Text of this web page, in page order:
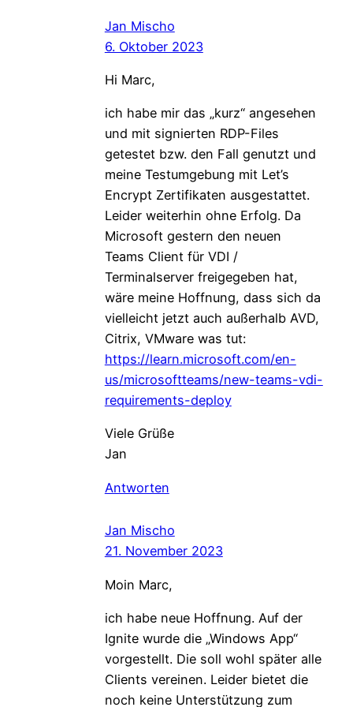
Jan Mischo
6. Oktober 2023
Hi Marc,
ich habe mir das „kurz“ angesehen
und mit signierten RDP-Files
getestet bzw. den Fall genutzt und
meine Testumgebung mit Let’s
Encrypt Zertifikaten ausgestattet.
Leider weiterhin ohne Erfolg. Da
Microsoft gestern den neuen
Teams Client für VDI /
Terminalserver freigegeben hat,
wäre meine Hoffnung, dass sich da
vielleicht jetzt auch außerhalb AVD,
Citrix, VMware was tut:
https://learn.microsoft.com/en-
us/microsoftteams/new-teams-vdi-
requirements-deploy
Viele Grüße
Jan
Antworten
Jan Mischo
21. November 2023
Moin Marc,
ich habe neue Hoffnung. Auf der
Ignite wurde die „Windows App“
vorgestellt. Die soll wohl später alle
Clients vereinen. Leider bietet die
noch keine Unterstützung zum